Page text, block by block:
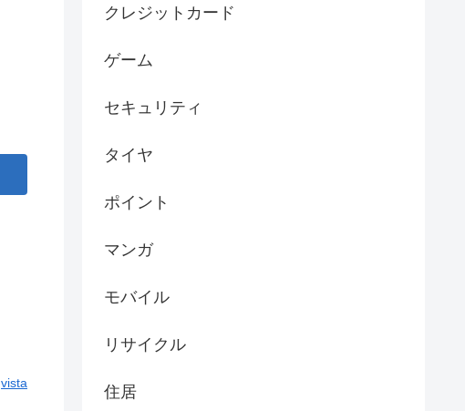
vista
クレジットカード
ゲーム
セキュリティ
タイヤ
ポイント
マンガ
モバイル
リサイクル
住居